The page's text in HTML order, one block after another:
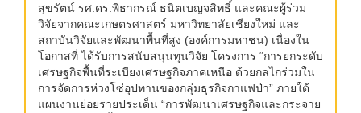
สุขรัตน์ รศ.ดร.พิธากรณ์ ธนิตเบญจสิทธิ์ และคณะผู้ร่วม
วิจัยจากคณะเกษตรศาสตร์ มหาวิทยาลัยเชียงใหม่ และ
สถาบันวิจัยและพัฒนาพื้นที่สูง (องค์การมหาชน) เนื่องใน
โอกาสที่ ได้รับการสนับสนุนทุนวิจัย โครงการ “การยกระดับ
เศรษฐกิจพื้นที่ระเบียงเศรษฐกิจภาคเหนือ ด้วยกลไกร่วมใน
การจัดการห่วงโซ่อุปทานของกลุ่มธุรกิจกาแฟป่า” ภายใต้
แผนงานย่อยรายประเด็น “การพัฒนาเศรษฐกิจและกระจาย